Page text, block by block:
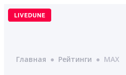
Перейти
Главная ● Рейтинги ● MAX